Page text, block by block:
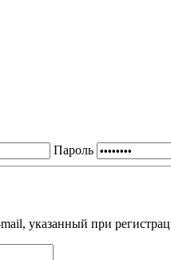
Пароль
указанный при